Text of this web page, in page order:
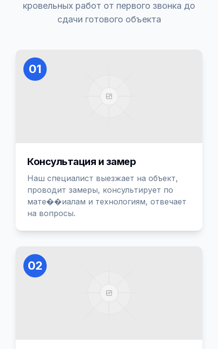
кровельных работ от первого звонка до
сдачи готового объекта
01
Консультация и замер
Наш специалист выезжает на объект,
проводит замеры, консультирует по
мате��иалам и технологиям, отвечает
на вопросы.
02